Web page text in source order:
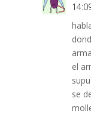
el
se